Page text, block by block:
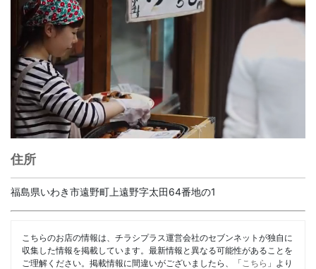
住所
福島県いわき市遠野町上遠野字太田64番地の1
こちらのお店の情報は、チラシプラス運営会社のセブンネットが独自に
収集した情報を掲載しています。最新情報と異なる可能性があることを
ご理解ください。掲載情報に間違いがございましたら、「 こちら 」より